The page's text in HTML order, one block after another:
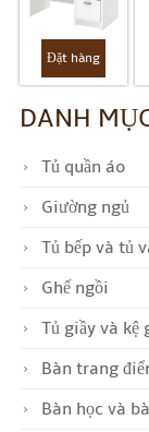
Đặt hàng
DANH
Tủ quần áo
Giường ngủ
Tủ bếp và tủ
Ghế ngồi
Tủ giầy và kệ
Bàn trang
Bàn học và